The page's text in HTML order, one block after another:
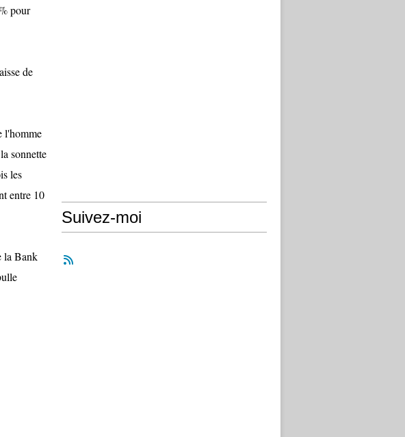
pour
de
l'homme
sonnette
les
entre 10
la Bank
Suivez-moi